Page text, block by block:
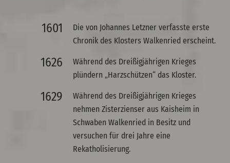
1601
Die von Johannes Letzner verfasste erste
Chronik des Klosters Walkenried erscheint.
1626
Während des Dreißigjährigen Krieges
plündern „Harzschützen“ das Kloster.
1629
Während des Dreißigjährigen Krieges
nehmen Zisterzienser aus Kaisheim in
Schwaben Walkenried in Besitz und
versuchen für drei Jahre eine
Rekatholisierung.